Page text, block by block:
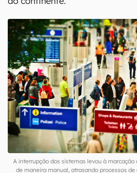
A interrupção dos sistemas levou à
de maneira manual, atrasando processos